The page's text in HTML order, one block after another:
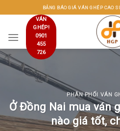
to
BẢNG BÁO GIÁ VÁN GHÉP CAO
VÁN
GHÉP!
0901
455
726
PHÂN PHỐI VÁN
Ở Đồng Nai mua ván
nào giá tốt,